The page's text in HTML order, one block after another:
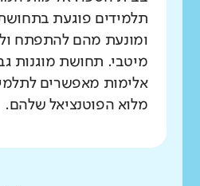
תלמידים פוגעת
ומונעת מהם להתפתח
מיטבי. תחושת מוגנות
אלימות מאפשרים
מלוא הפוטנציאל שלהם.